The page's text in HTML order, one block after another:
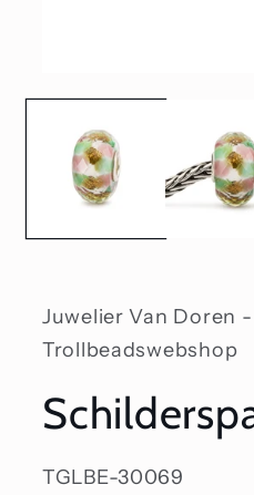
1
modaal
Juwelier Van Doren
Trollbeadswebshop
SKU:
TGLBE-30069